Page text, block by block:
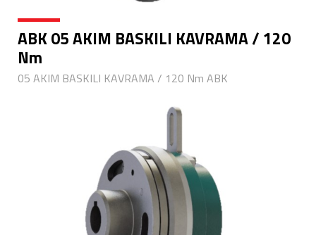
ABK 05 AKIM BASKILI KAVRAMA / 120
Nm
05 AKIM BASKILI KAVRAMA / 120 Nm ABK